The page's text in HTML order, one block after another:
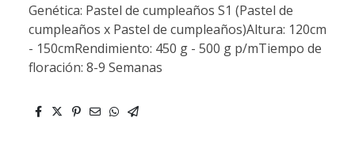
Genética: Pastel de cumpleaños S1 (Pastel de
cumpleaños x Pastel de cumpleaños)Altura: 120cm
- 150cmRendimiento: 450 g - 500 g p/mTiempo de
floración: 8-9 Semanas